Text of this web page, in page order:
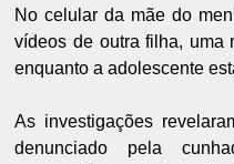
No celular da mãe do
vídeos de outra filha, uma
enquanto a adolescente
As investigações
denunciado pela